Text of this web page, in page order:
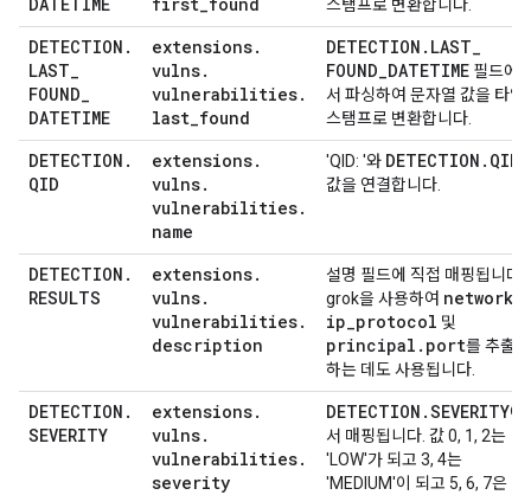
스탬프로 변환합니다.
DETECTION .
LAST_
FOUND_
DATETIME
extensions.
vulns.
vulnerabilities.
last_found
DETECTION . LAST_
FOUND_DATETIME 필드에
서 파싱하여 문자열 값을 타임
스탬프로 변환합니다.
DETECTION .
QID
extensions.
vulns.
vulnerabilities.
name
'QID: '와 DETECTION . QID
값을 연결합니다.
DETECTION .
RESULTS
extensions.
vulns.
vulnerabilities.
description
설명 필드에 직접 매핑됩니다.
grok을 사용하여 network
ip_protocol 및
principal . port를 추출
하는 데도 사용됩니다.
DETECTION .
SEVERITY
extensions.
vulns.
vulnerabilities.
severity
DETECTION .SEVERITY에
서 매핑됩니다. 값 0, 1, 2는
'LOW'가 되고 3, 4는
'MEDIUM'이 되고 5, 6, 7은